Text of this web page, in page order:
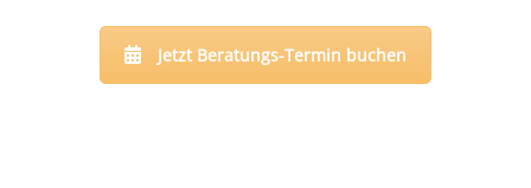
Jetzt Beratungs-Termin buchen